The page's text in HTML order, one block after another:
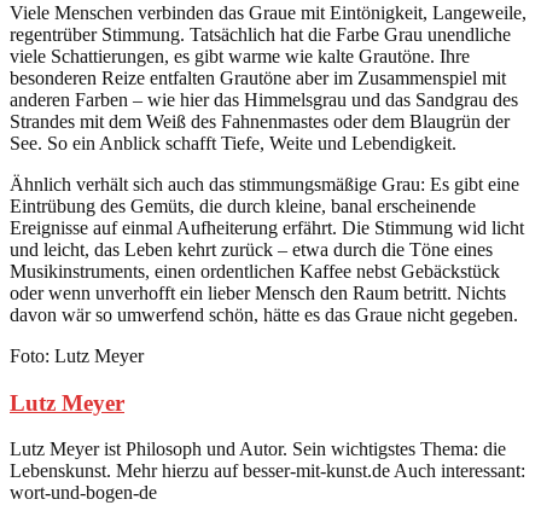
Viele Menschen verbinden das Graue mit Eintönigkeit, Langeweile,
regentrüber Stimmung. Tatsächlich hat die Farbe Grau unendliche
viele Schattierungen, es gibt warme wie kalte Grautöne. Ihre
besonderen Reize entfalten Grautöne aber im Zusammenspiel mit
anderen Farben – wie hier das Himmelsgrau und das Sandgrau des
Strandes mit dem Weiß des Fahnenmastes oder dem Blaugrün der
See. So ein Anblick schafft Tiefe, Weite und Lebendigkeit.
Ähnlich verhält sich auch das stimmungsmäßige Grau: Es gibt eine
Eintrübung des Gemüts, die durch kleine, banal erscheinende
Ereignisse auf einmal Aufheiterung erfährt. Die Stimmung wid licht
und leicht, das Leben kehrt zurück – etwa durch die Töne eines
Musikinstruments, einen ordentlichen Kaffee nebst Gebäckstück
oder wenn unverhofft ein lieber Mensch den Raum betritt. Nichts
davon wär so umwerfend schön, hätte es das Graue nicht gegeben.
Foto: Lutz Meyer
Lutz Meyer
Lutz Meyer ist Philosoph und Autor. Sein wichtigstes Thema: die
Lebenskunst. Mehr hierzu auf besser-mit-kunst.de Auch interessant:
wort-und-bogen-de